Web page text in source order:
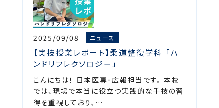
2025/09/08 ニュース
【実技授業レポート】柔道整復学科 「ハ
ンドリフレクソロジー」
こんにちは！ 日本医専・広報担当です。 本校
では、現場で本当に役立つ実践的な手技の習
得を重視しており、…